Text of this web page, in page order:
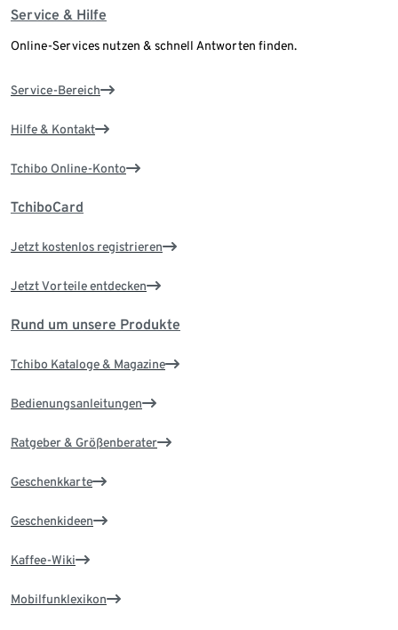
Service & Hilfe
Online-Services nutzen & schnell Antworten finden.
Service-Bereich
Hilfe & Kontakt
Tchibo Online-Konto
TchiboCard
Jetzt kostenlos registrieren
Jetzt Vorteile entdecken
Rund um unsere Produkte
Tchibo Kataloge & Magazine
Bedienungsanleitungen
Ratgeber & Größenberater
Geschenkkarte
Geschenkideen
Kaffee-Wiki
Mobilfunklexikon